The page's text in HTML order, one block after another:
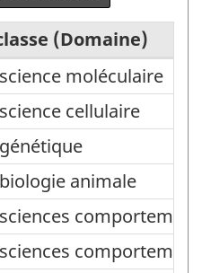
(Domaine)
moléculaire
moléculaire
cellulaire
cellulaire
animale
animale